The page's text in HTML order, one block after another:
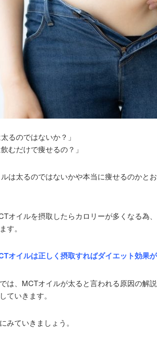
るのではないか？」
むだけで痩せるの？」
は太るのではないかや本当に痩せるのかと
オイルを摂取したらカロリーが多くなる為
す。
オイルは正しく摂取すればダイエット効果が
は、MCTオイルが太ると言われる原因の解
ていきます。
みていきましょう。